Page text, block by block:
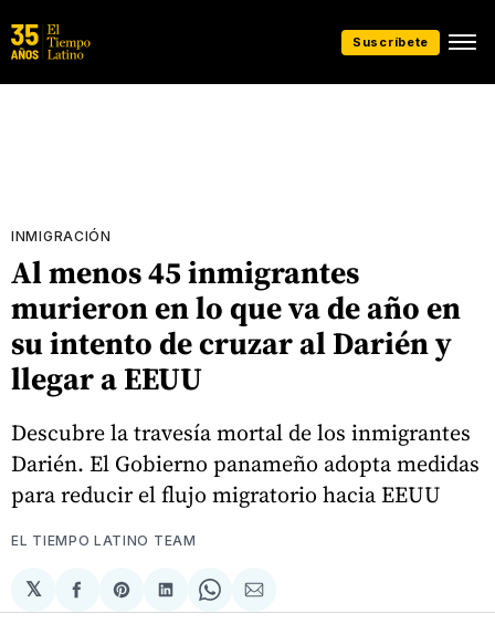
Suscríbete
INMIGRACIÓN
Al menos 45 inmigrantes
murieron en lo que va de año en
su intento de cruzar al Darién y
llegar a EEUU
Descubre la travesía mortal de los inmigrantes
Darién. El Gobierno panameño adopta medidas
para reducir el flujo migratorio hacia EEUU
EL TIEMPO LATINO TEAM
𝕏
Compartir
en
Share
on
Compartir
en
Share
on
Compartir
via